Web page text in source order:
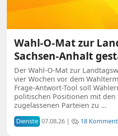
Wahl-O-Mat zur
Sachsen-Anhalt
Der Wahl-O-Mat zur
vier Wochen vor dem
Frage-Antwort-Tool soll
politischen Positionen mit
zugelassenen Parteien zu …
Dienste 07.08.26 | 18